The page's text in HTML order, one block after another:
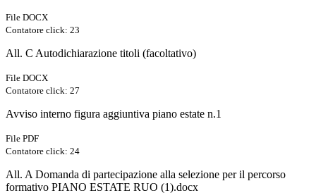
File DOCX
Contatore click: 23
All. C Autodichiarazione titoli (facoltativo)
File DOCX
Contatore click: 27
Avviso interno figura aggiuntiva piano estate n.1
File PDF
Contatore click: 24
All. A Domanda di partecipazione alla selezione per il percorso
formativo PIANO ESTATE RUO (1).docx